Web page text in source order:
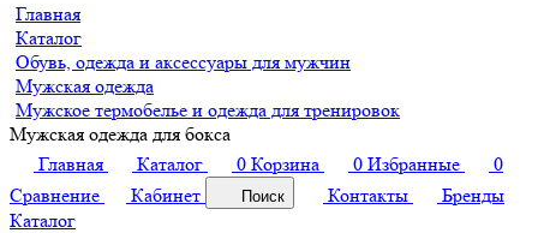
Главная
Каталог
Обувь, одежда и аксессуары для мужчин
Мужская одежда
Мужское термобелье и одежда для тренировок
Мужская одежда для бокса
Главная
Каталог 0 Корзина 0 Избранные
0
Сравнение
Кабинет Поиск Контакты
Бренды
Каталог